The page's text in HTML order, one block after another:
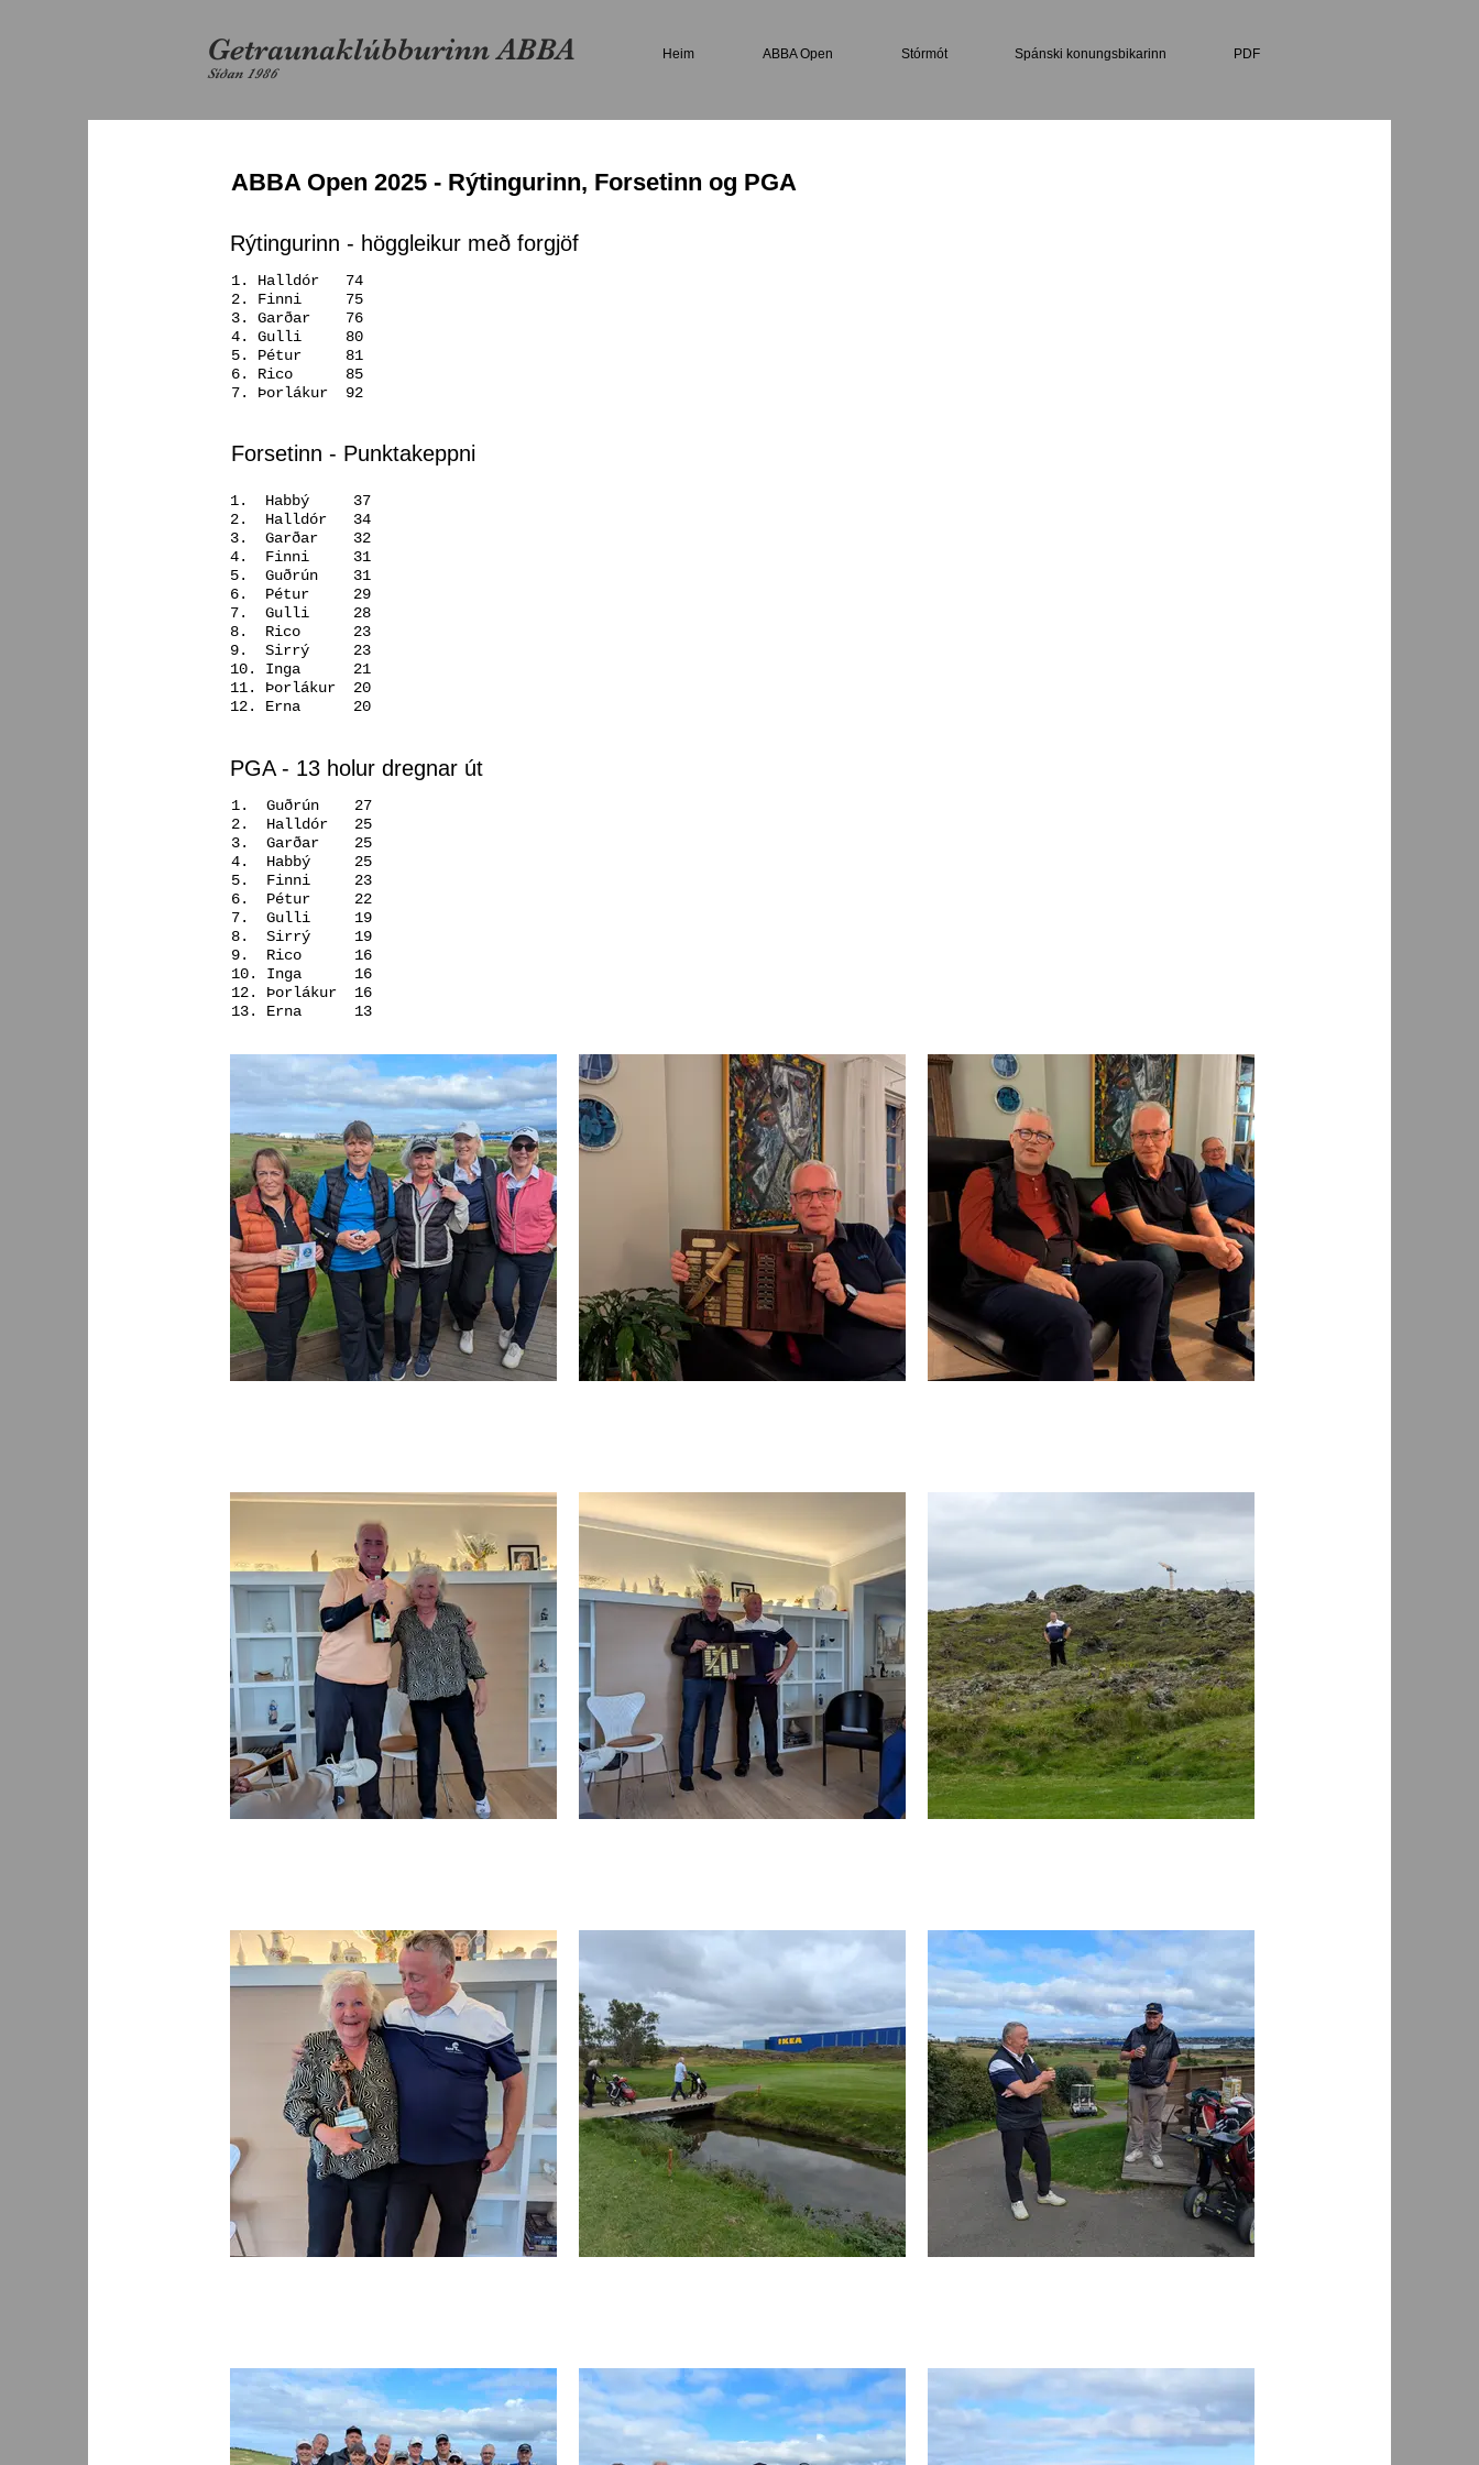
Getraunaklúbburinn ABBA
Síðan 1986
Heim ABBA Open Stórmót Spánski konungsbikarinn PDF
ABBA Open 2025 - Rýtingurinn, Forsetinn og PGA
Rýtingurinn - höggleikur með forgjöf
1. Halldór 74
2. Finni 75
3. Garðar 76
4. Gulli 80
5. Pétur 81
6. Rico 85
7. Þorlákur 92
Forsetinn - Punktakeppni
1. Habbý 37
2. Halldór 34
3. Garðar 32
4. Finni 31
5. Guðrún 31
6. Pétur 29
7. Gulli 28
8. Rico 23
9. Sirrý 23
10. Inga 21
11. Þorlákur 20
12. Erna 20
PGA - 13 holur dregnar út
1. Guðrún 27
2. Halldór 25
3. Garðar 25
4. Habbý 25
5. Finni 23
6. Pétur 22
7. Gulli 19
8. Sirrý 19
9. Rico 16
10. Inga 16
12. Þorlákur 16
13. Erna 13